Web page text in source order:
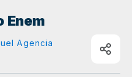
Enem
Agencia